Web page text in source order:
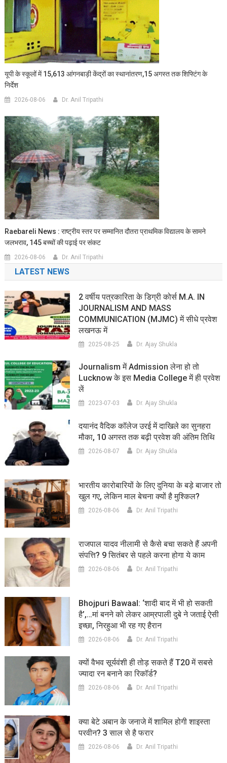
यूपी के स्कूलों में 15,613 आंगनबाड़ी केंद्रों का स्थानांतरण,15 अगस्त तक शिफ्टिंग के
निर्देश
2026-08-06 Dr. Anil Tripathi
Raebareli News : राष्ट्रीय स्तर पर सम्मानित दौतरा प्राथमिक विद्यालय के सामने
जलभराव, 145 बच्चों की पढ़ाई पर संकट
2026-08-06 Dr. Anil Tripathi
LATEST NEWS
2 वर्षीय पत्रकारिता के डिग्री कोर्स M.A. IN
JOURNALISM AND MASS
COMMUNICATION (MJMC) में सीधे प्रवेश
लखनऊ में
2025-08-25 Dr. Ajay Shukla
Journalism में Admission लेना हो तो
Lucknow के इस Media College में ही प्रवेश
लें
2023-07-03 Dr. Ajay Shukla
दयानंद वैदिक कॉलेज उरई में दाखिले का सुनहरा
मौका, 10 अगस्त तक बढ़ी प्रवेश की अंतिम तिथि
2026-08-07 Dr. Ajay Shukla
भारतीय कारोबारियों के लिए दुनिया के बड़े बाजार तो
खुल गए, लेकिन माल बेचना क्यों है मुश्किल?
2026-08-06 Dr. Anil Tripathi
राजपाल यादव नीलामी से कैसे बचा सकते हैं अपनी
संपत्ति? 9 सितंबर से पहले करना होगा ये काम
2026-08-06 Dr. Anil Tripathi
Bhojpuri Bawaal: ‘शादी बाद में भी हो सकती
है’,…मां बनने को लेकर आम्रपाली दुबे ने जताई ऐसी
इच्छा, निरहुआ भी रह गए हैरान
2026-08-06 Dr. Anil Tripathi
क्यों वैभव सूर्यवंशी ही तोड़ सकते हैं T20 में सबसे
ज्यादा रन बनाने का रिकॉर्ड?
2026-08-06 Dr. Anil Tripathi
क्या बेटे अबान के जनाजे में शामिल होगी शाइस्ता
परवीन? 3 साल से है फरार
2026-08-06 Dr. Anil Tripathi